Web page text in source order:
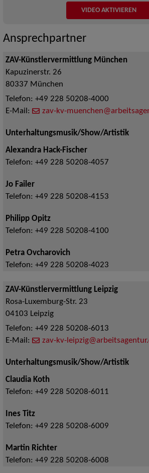
VIDEO AKTIVIEREN
Ansprechpartner
ZAV-Künstlervermittlung München
Kapuzinerstr. 26
80337 München
Telefon: +49 228 50208-4000
E-Mail:
zav-kv-
Unterhaltungsmusik/Show/Artistik
Alexandra Hack-Fischer
Telefon: +49 228 50208-4057
Jo Failer
Telefon: +49 228 50208-4153
Philipp Opitz
Telefon: +49 228 50208-4100
Petra Ovcharovich
Telefon: +49 228 50208-4023
ZAV-Künstlervermittlung Leipzig
Rosa-Luxemburg-Str. 23
04103 Leipzig
Telefon: +49 228 50208-6013
E-Mail:
zav-kv-
Unterhaltungsmusik/Show/Artistik
Claudia Koth
Telefon: +49 228 50208-6011
Ines Titz
Telefon: +49 228 50208-6009
Martin Richter
Telefon: +49 228 50208-6008